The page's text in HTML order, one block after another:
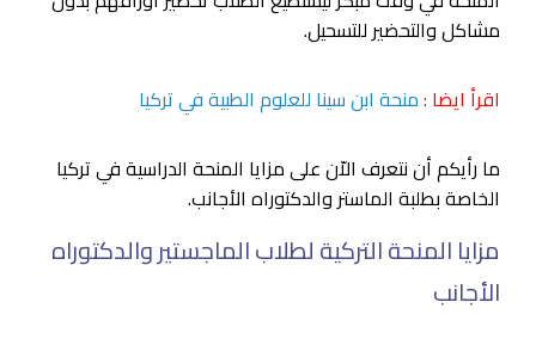
مشاكل والتحضير للتسحيل.
اقرأ ايضا :منحة ابن سينا للعلوم الطبية في تركيا
ما رأيكم أن نتعرف الاّن على مزايا المنحة الدراسية في تركيا
الخاصة بطلبة الماستر والدكتوراه الأجانب.
مزايا المنحة التركية لطلاب الماجستير والدكتوراه
الأجانب